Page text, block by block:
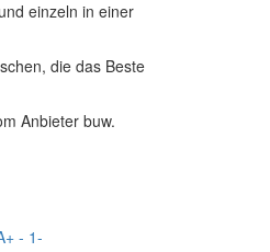
einzeln in einer
die das Beste
Anbieter buw.